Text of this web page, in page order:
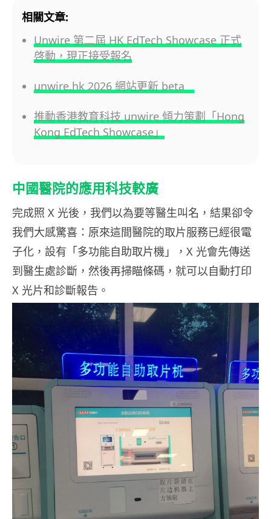
相關文章:
Unwire 第二屆 HK EdTech Showcase 正式
啓動，現正接受報名
unwire.hk 2026 網站更新 beta
推動香港教育科技 unwire 傾力策劃「Hong
Kong EdTech Showcase」
中國醫院的應用科技較廣
完成照 X 光後，我們以為要等醫生叫名，結果卻令
我們大感驚喜：原來這間醫院的取片服務已經很電
子化，設有「多功能自助取片機」，X 光會先傳送
到醫生處診斷，然後再掃瞄條碼，就可以自動打印
X 光片和診斷報告。